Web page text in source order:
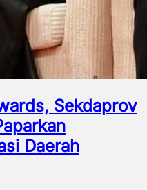
Sekdaprov
Daerah